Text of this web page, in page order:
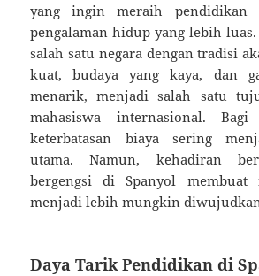
yang ingin meraih pendidikan
pengalaman hidup yang lebih luas.
salah satu negara dengan tradisi
kuat, budaya yang kaya, dan
menarik, menjadi salah satu
mahasiswa internasional.
keterbatasan biaya sering
utama. Namun, kehadiran
bergengsi di Spanyol membuat
menjadi lebih mungkin
Daya Tarik Pendidikan di